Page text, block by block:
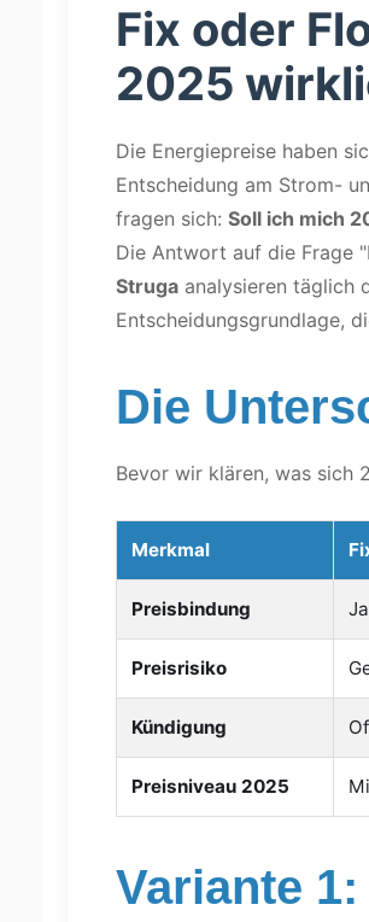
Fix oder
2025
Die Energiepreise haben
Entscheidung am Strom-
fragen sich: Soll ich mich
Die Antwort auf die Frage
Strugaanalysieren täglich
Entscheidungsgrundlage,
Die
Bevor wir klären, was sich
Merkmal
Preisbindung
Preisrisiko
Kündigung
Preisniveau 2025
Variante